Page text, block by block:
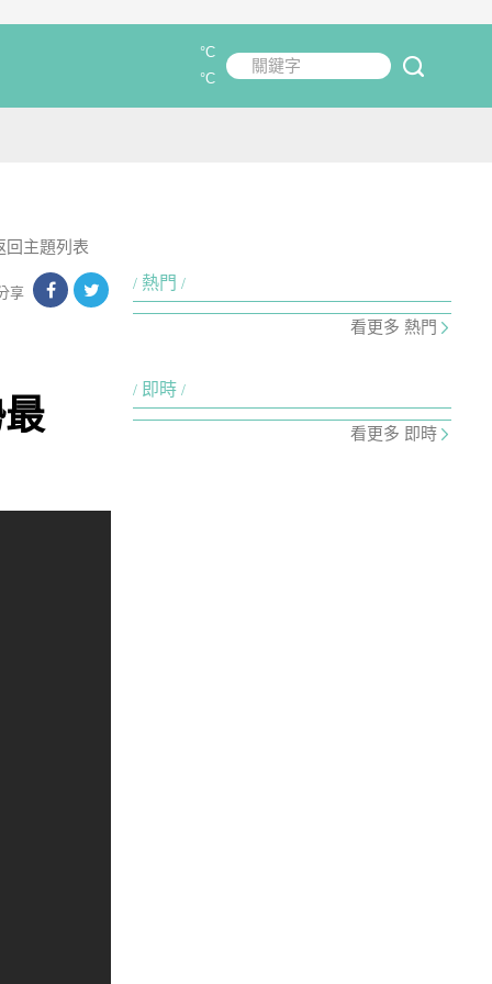
關鍵字
°C
°C
回主題列表
享
熱門
看更多 熱門
即時
看更多 即時